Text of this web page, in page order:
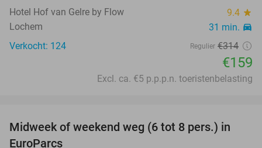
Hotel Hof van Gelre by Flow 9.4 star
Lochem 31 min. directions_car
Verkocht: 124 Regulier €314
€159
Excl. ca. €5 p.p.p.n. toeristenbelasting
24%
Midweek of weekend weg (6 tot 8 pers.) in
EuroParcs